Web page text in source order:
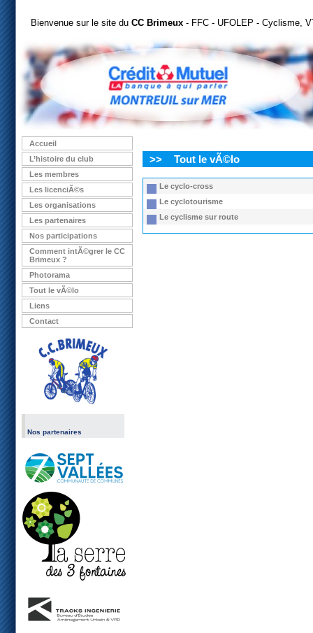
Bienvenue sur le site du CC Brimeux - FFC - UFOLEP - Cyclisme,
Accueil
L’histoire du club
Les membres
Les licenciÃ©s
Les organisations
Les partenaires
Nos participations
Comment intÃ©grer le CC
Brimeux ?
Photorama
Tout le vÃ©lo
Liens
Contact
Nos partenaires
>> Tout le vÃ©lo
Le cyclo-cross
Le cyclotourisme
Le cyclisme sur route